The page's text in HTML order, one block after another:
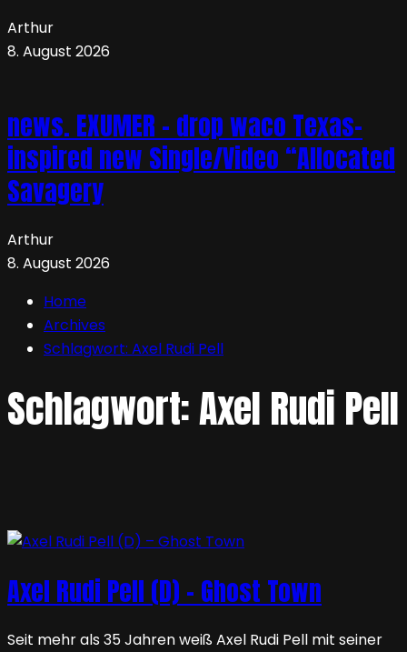
Arthur
8. August 2026
news. EXUMER – drop waco Texas-
inspired new Single/Video “Allocated
Savagery
Arthur
8. August 2026
Home
Archives
Schlagwort: Axel Rudi Pell
Schlagwort:Axel Rudi Pell
Axel Rudi Pell (D) – Ghost Town
Seit mehr als 35 Jahren weiß Axel Rudi Pell mit seiner